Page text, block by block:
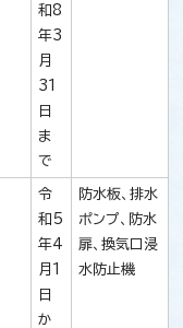
和8
年3
月
31
日
ま
で
令
和5
年4
月1
日
か
防水板、排水
ポンプ、防水
扉、換気口浸
水防止機